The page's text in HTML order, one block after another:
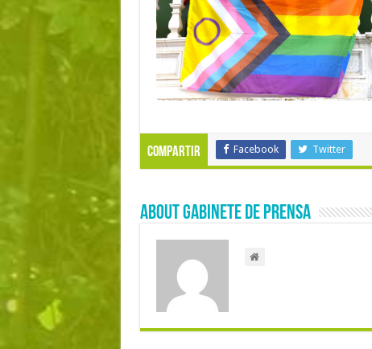
Compartir Facebook Twitter
About Gabinete de Prensa